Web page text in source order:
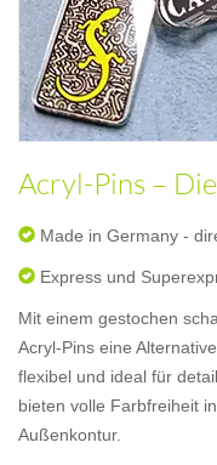
Acryl-Pins –
Made in Germany -
Express und
Mit einem gestochen
Acryl-Pins eine
flexibel und ideal für
bieten volle Farbfreiheit
Außenkontur.